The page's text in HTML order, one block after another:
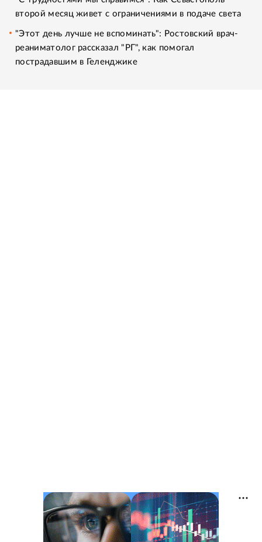
второй месяц живет с ограничениями в подаче света
"Этот день лучше не вспоминать": Ростовский врач-
реаниматолог рассказал "РГ", как помогал
пострадавшим в Геленджике